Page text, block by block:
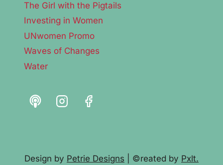
The Girl with the Pigtails
Investing in Women
UNwomen Promo
Waves of Changes
Water
Design by Petrie Designs | ©reated by Pxlt.